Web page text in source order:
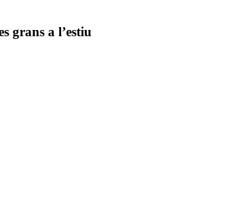
grans a l’estiu